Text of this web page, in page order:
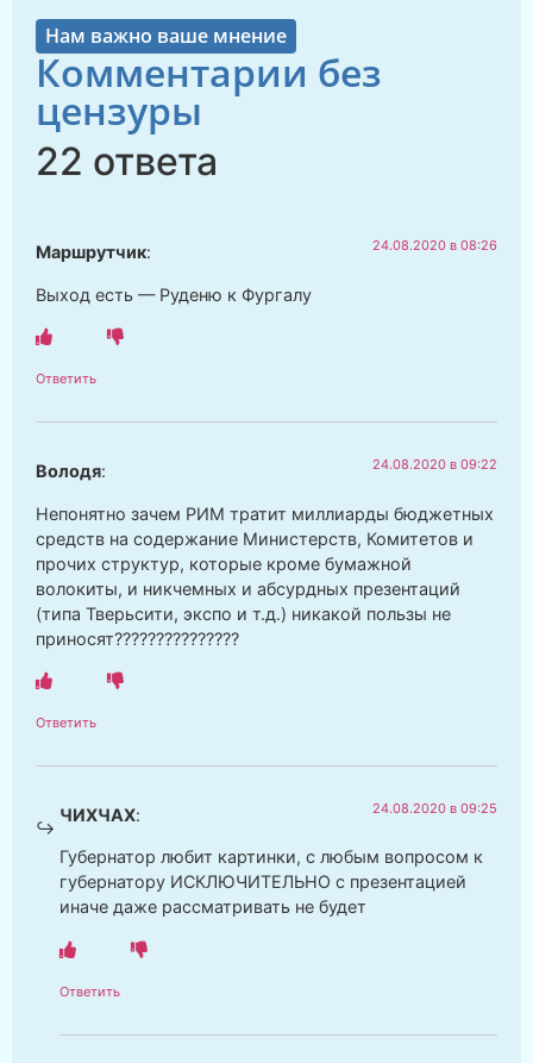
Нам важно ваше мнение
Комментарии без
цензуры
22 ответа
Маршрутчик: 24.08.2020 в 08:26
Выход есть — Руденю к Фургалу
Ответить
Володя: 24.08.2020 в 09:22
Непонятно зачем РИМ тратит миллиарды бюджетных
средств на содержание Министерств, Комитетов и
прочих структур, которые кроме бумажной
волокиты, и никчемных и абсурдных презентаций
(типа Тверьсити, экспо и т.д.) никакой пользы не
приносят???????????????
Ответить
ЧИХЧАХ: 24.08.2020 в 09:25
Губернатор любит картинки, с любым вопросом к
губернатору ИСКЛЮЧИТЕЛЬНО с презентацией
иначе даже рассматривать не будет
Ответить